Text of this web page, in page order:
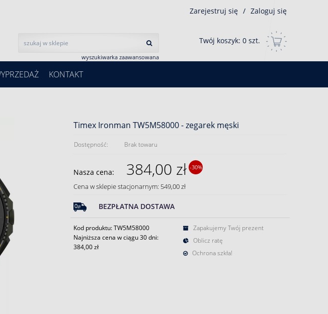
wyszukiwarka zaawansowana
Zarejestruj się / Zaloguj się
Twój koszyk: 0 szt.
KONTAKT
Timex Ironman TW5M58000 - zegarek męski
Dostępność: Brak towaru
Nasza cena: 384,00 zł -30%
Cena w sklepie stacjonarnym: 549,00 zł
BEZPŁATNA DOSTAWA
Kod produktu: TW5M58000
Najniższa cena w ciągu 30 dni:
384,00 zł
Zapakujemy Twój prezent
Oblicz ratę
Ochrona szkła!